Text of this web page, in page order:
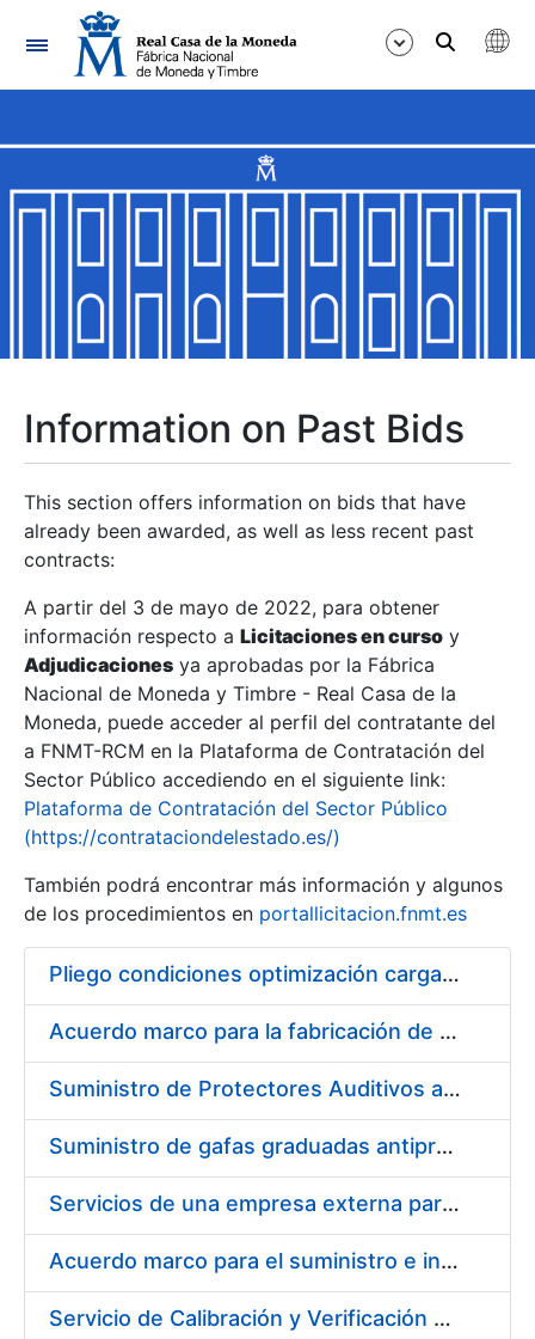
Navigation
Show/Hide
Show/Hide
Show/Hide
Show/Hide
Show/Hide
Show/Hide
Information on Past Bids
This section offers information on bids that have
already been awarded, as well as less recent past
contracts:
A partir del 3 de mayo de 2022, para obtener
información respecto a Licitaciones en curso y
Adjudicaciones ya aprobadas por la Fábrica
Nacional de Moneda y Timbre - Real Casa de la
Moneda, puede acceder al perfil del contratante del
a FNMT-RCM en la Plataforma de Contratación del
Sector Público accediendo en el siguiente link:
Plataforma de Contratación del Sector Público
(https://contrataciondelestado.es/)
También podrá encontrar más información y algunos
de los procedimientos en portallicitacion.fnmt.es
Pliego condiciones optimización cargas compras firmado
Acuerdo marco para la fabricación de piezas
Suministro de Protectores Auditivos a medida para las personas trabajadoras de los Centros de Trabajo de Madrid y Burgos
Suministro de gafas graduadas antiproyecciones para los trabajadores de la FNMT-RCM en los centros de trabajo de Madrid y Burgos
Servicios de una empresa externa para el asesoramiento y resolución de los recursos de alzada que se presentan relacionados con procesos de selección para la FNMT-RCM
Acuerdo marco para el suministro e instalación de persianas, estores y otros complementos
Servicio de Calibración y Verificación Externa de los Equipos de Medición del Servicio de Prevención de la FNMT-RCM